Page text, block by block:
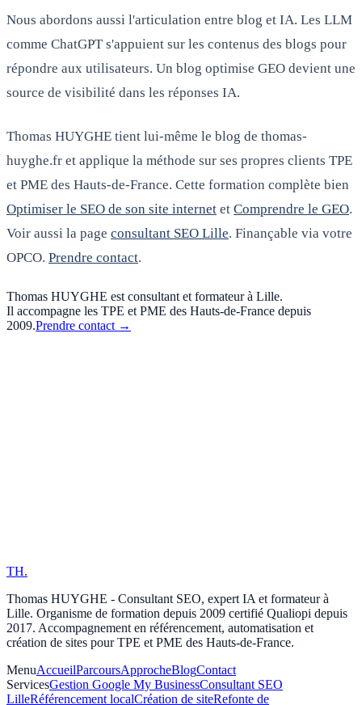
Nous abordons aussi l'articulation entre blog et IA. Les LLM
comme ChatGPT s'appuient sur les contenus des blogs pour
répondre aux utilisateurs. Un blog optimise GEO devient une
source de visibilité dans les réponses IA.
Thomas HUYGHE tient lui-même le blog de thomas-
huyghe.fr et applique la méthode sur ses propres clients TPE
et PME des Hauts-de-France. Cette formation complète bien
Optimiser le SEO de son site internet et Comprendre le GEO.
Voir aussi la page consultant SEO Lille. Finançable via votre
OPCO. Prendre contact.
Thomas HUYGHE est consultant et formateur à Lille.
Il accompagne les TPE et PME des Hauts-de-France depuis
2009.Prendre contact →
TH.
Thomas HUYGHE - Consultant SEO, expert IA et formateur à
Lille. Organisme de formation depuis 2009 certifié Qualiopi depuis
2017. Accompagnement en référencement, automatisation et
création de sites pour TPE et PME des Hauts-de-France.
MenuAccueilParcoursApprocheBlogContact
ServicesGestion Google My BusinessConsultant SEO
LilleRéférencement localCréation de siteRefonte de